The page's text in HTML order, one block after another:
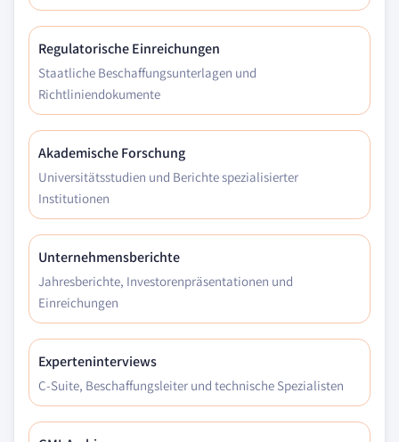
Regulatorische Einreichungen
Staatliche Beschaffungsunterlagen und
Richtliniendokumente
Akademische Forschung
Universitätsstudien und Berichte spezialisierter
Institutionen
Unternehmensberichte
Jahresberichte, Investorenpräsentationen und
Einreichungen
Experteninterviews
C-Suite, Beschaffungsleiter und technische Spezialisten